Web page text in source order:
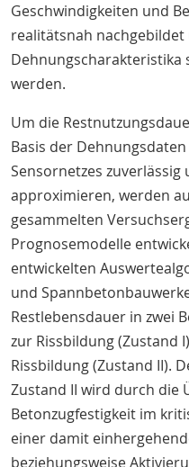
Geschwindigkeiten und
realitätsnah
Dehnungscharakteristika
werden.
Um die
Basis der
Sensornetzes
approximieren, werden
gesammelten
Prognosemodelle
entwickelten
und
Restlebensdauer in zwei
zur Rissbildung (Zustand
Rissbildung (Zustand II).
Zustand II wird durch die
Betonzugfestigkeit im
einer damit
beziehungsweise